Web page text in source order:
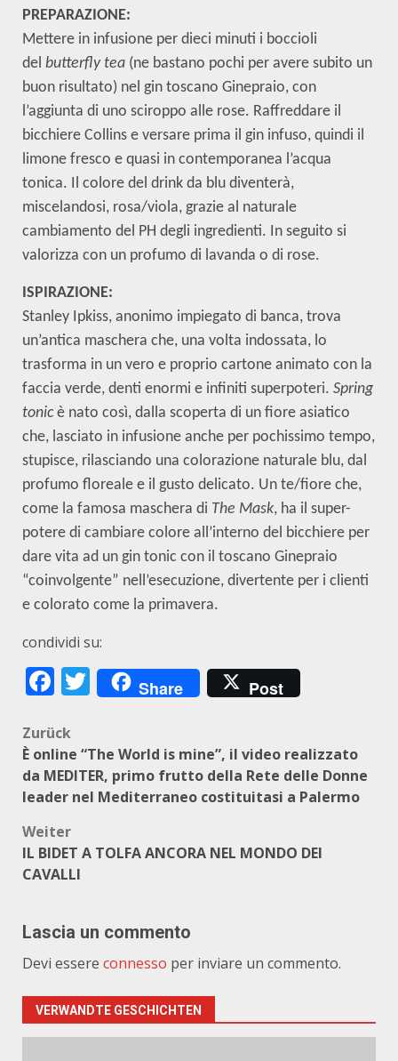
PREPARAZIONE:
Mettere in infusione per dieci minuti i boccioli
del butterfly tea (ne bastano pochi per avere subito un
buon risultato) nel gin toscano Ginepraio, con
l’aggiunta di uno sciroppo alle rose. Raffreddare il
bicchiere Collins e versare prima il gin infuso, quindi il
limone fresco e quasi in contemporanea l’acqua
tonica. Il colore del drink da blu diventerà,
miscelandosi, rosa/viola, grazie al naturale
cambiamento del PH degli ingredienti. In seguito si
valorizza con un profumo di lavanda o di rose.
ISPIRAZIONE:
Stanley Ipkiss, anonimo impiegato di banca, trova
un’antica maschera che, una volta indossata, lo
trasforma in un vero e proprio cartone animato con la
faccia verde, denti enormi e infiniti superpoteri. Spring
tonicè nato così, dalla scoperta di un fiore asiatico
che, lasciato in infusione anche per pochissimo tempo,
stupisce, rilasciando una colorazione naturale blu, dal
profumo floreale e il gusto delicato. Un te/fiore che,
come la famosa maschera di The Mask, ha il super-
potere di cambiare colore all’interno del bicchiere per
dare vita ad un gin tonic con il toscano Ginepraio
“coinvolgente” nell’esecuzione, divertente per i clienti
e colorato come la primavera.
condividi su:
Facebook
Twitter
Share Post
Beitragsnavigation
Zurück
È online “The World is mine”, il video realizzato
da MEDITER, primo frutto della Rete delle Donne
leader nel Mediterraneo costituitasi a Palermo
Weiter
IL BIDET A TOLFA ANCORA NEL MONDO DEI
CAVALLI
Lascia un commento
Devi essere connesso per inviare un commento.
VERWANDTE GESCHICHTEN